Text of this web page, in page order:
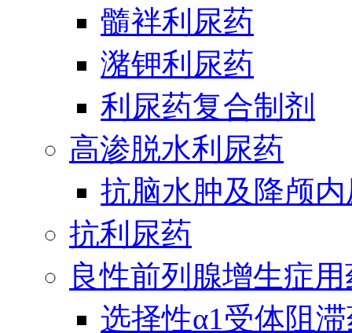
髓袢利尿药
潴钾利尿药
利尿药复合制剂
高渗脱水利尿药
抗脑水肿及降颅
抗利尿药
良性前列腺增生症
选择性α1受体阻